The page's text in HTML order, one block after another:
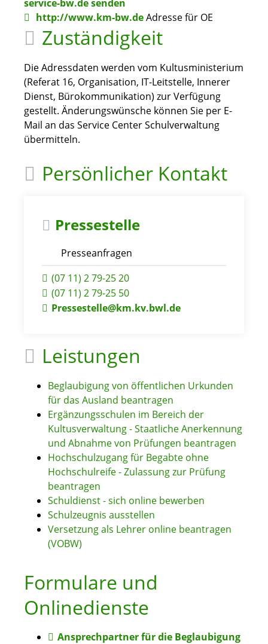
service-bw.de senden
http://www.km-bw.deAdresse für OE
Zuständigkeit
Die Adressdaten werden vom Kultusministerium
(Referat 16, Organisation, IT-Leitstelle, Innerer
Dienst, Bürokommunikation) zur Verfügung
gestellt. Änderungswünsche können Sie per E-
Mail an das Service Center Schulverwaltung
übermitteln.
Persönlicher Kontakt
Pressestelle
Presseanfragen
(07 11) 2 79-25 20
(07 11) 2 79-25 50
Pressestelle@km.kv.bwl.de
Leistungen
Beglaubigung von öffentlichen Urkunden
für das Ausland beantragen
Ergänzungsschulen im Bereich der
Kultusverwaltung - Staatliche Anerkennung
und Abnahme von Prüfungen beantragen
Hochschulzugang für Begabte ohne
Hochschulreife - Zulassung zur Prüfung
beantragen
Schuldienst - sich online bewerben
Schulzeugnis ausstellen
Versetzung als Lehrer online beantragen
(VOBW)
Formulare und
Onlinedienste
Ansprechpartner für die Beglaubigung